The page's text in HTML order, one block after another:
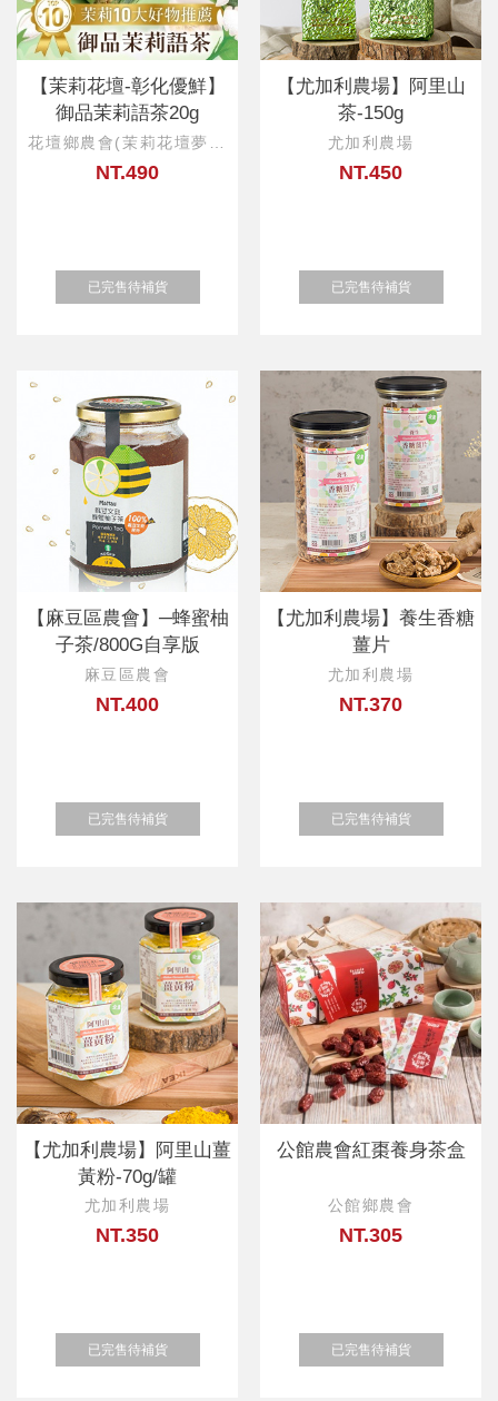
【茉莉花壇-彰化優鮮】
御品茉莉語茶20g
花壇鄉農會(茉莉花壇夢想
館)
NT.490
已完售待補貨
【尤加利農場】阿里山
茶-150g
尤加利農場
NT.450
已完售待補貨
【麻豆區農會】─蜂蜜柚
子茶/800G自享版
麻豆區農會
NT.400
已完售待補貨
【尤加利農場】養生香糖
薑片
尤加利農場
NT.370
已完售待補貨
【尤加利農場】阿里山薑
黃粉-70g/罐
尤加利農場
NT.350
已完售待補貨
公館農會紅棗養身茶盒
公館鄉農會
NT.305
已完售待補貨